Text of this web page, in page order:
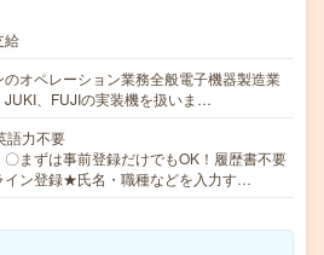
給
オペレーション業務全般電子機器製造業
JUKI、FUJIの実装機を扱いま…
語力不要
まずは事前登録だけでもOK！履歴書不要
イン登録★氏名・職種などを入力す…